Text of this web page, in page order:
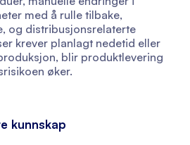
med å rulle tilbake,
og distribusjonsrelaterte
krever planlagt nedetid eller
blir produktlevering
øker.
kunnskap